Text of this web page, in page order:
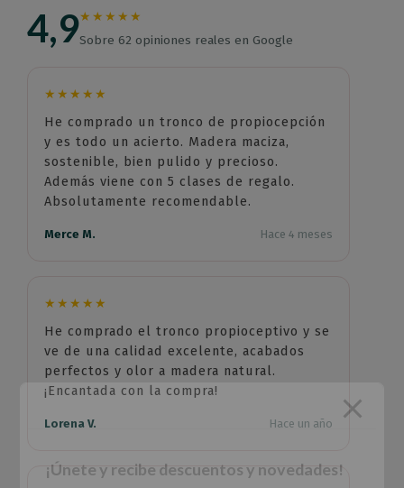
4,9★★★★★
Sobre 62 opiniones reales en Google
★★★★★
He comprado un tronco de propiocepción
y es todo un acierto. Madera maciza,
sostenible, bien pulido y precioso.
Además viene con 5 clases de regalo.
Absolutamente recomendable.
Merce M. Hace 4 meses
★★★★★
He comprado el tronco propioceptivo y se
ve de una calidad excelente, acabados
perfectos y olor a madera natural.
¡Encantada con la compra!
Lorena V. Hace un año
¡Únete y recibe descuentos y novedades!